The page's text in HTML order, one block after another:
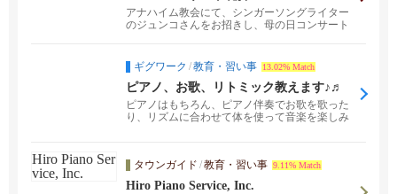
アナハイム教会にて、シンガーソングライター
のジュンコさんをお招きし、母の日コンサート
ギグワーク /教育・習い事 13.02% Match
ピアノ、お歌、リトミック教えます♪♬
ピアノはもちろん、ピアノ伴奏でお歌を歌った
り、リズムに合わせて体を使って音楽を楽しみ
タウンガイド /教育・習い事 9.11% Match
Hiro Piano Service, Inc.